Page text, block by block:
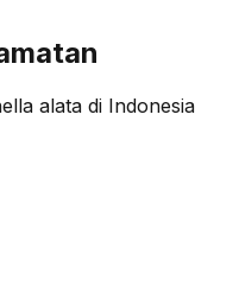
alata di Indonesia